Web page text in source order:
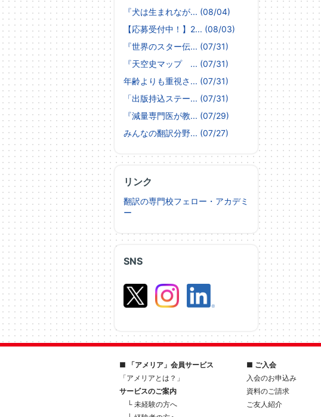
SNS
『犬は生まれなが... (08/04)
【応募受付中！】2... (08/03)
『世界のスター伝... (07/31)
『天空史マップ ... (07/31)
年齢よりも重視さ... (07/31)
「出版持込ステー... (07/31)
『減量専門医が教... (07/29)
みんなの翻訳分野... (07/27)
リンク
翻訳の専門校フェロー・アカデミ
ー
■ 「アメリア」会員サービス
「アメリアとは？」
サービスのご案内
└ 未経験の方へ
■ ご入会
入会のお申込み
資料のご請求
ご友人紹介